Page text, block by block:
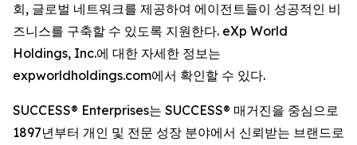
회, 글로벌 네트워크를 제공하여 에이전트들이 성공적인 비
즈니스를 구축할 수 있도록 지원한다. eXp World
Holdings, Inc.에 대한 자세한 정보는
expworldholdings.com에서 확인할 수 있다.
SUCCESS® Enterprises는 SUCCESS® 매거진을 중심으로
1897년부터 개인 및 전문 성장 분야에서 신뢰받는 브랜드로